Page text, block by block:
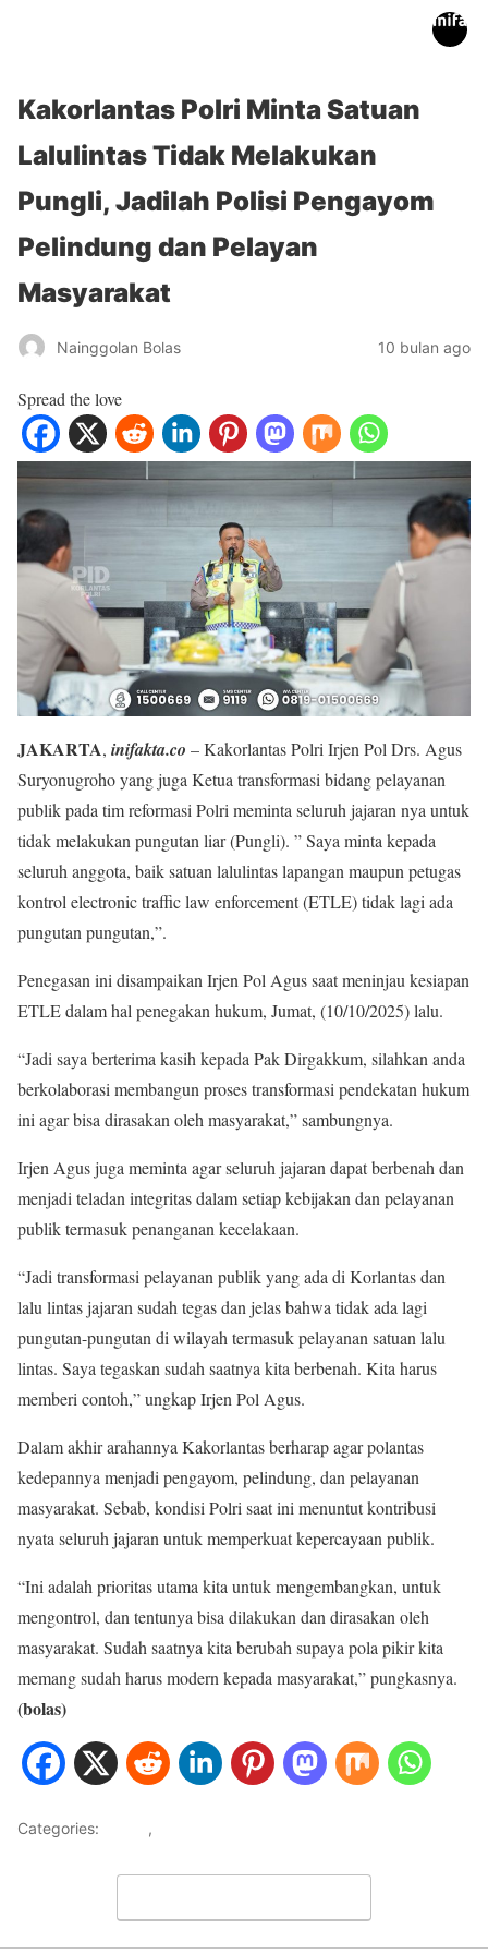
Kakorlantas Polri Minta Satuan
Lalulintas Tidak Melakukan
Pungli, Jadilah Polisi Pengayom
Pelindung dan Pelayan
Masyarakat
Nainggolan Bolas 10 bulan ago
Spread the love
JAKARTA, inifakta.co – Kakorlantas Polri Irjen Pol Drs. Agus
Suryonugroho yang juga Ketua transformasi bidang pelayanan
publik pada tim reformasi Polri meminta seluruh jajaran nya untuk
tidak melakukan pungutan liar (Pungli). ” Saya minta kepada
seluruh anggota, baik satuan lalulintas lapangan maupun petugas
kontrol electronic traffic law enforcement (ETLE) tidak lagi ada
pungutan pungutan,”.
Penegasan ini disampaikan Irjen Pol Agus saat meninjau kesiapan
ETLE dalam hal penegakan hukum, Jumat, (10/10/2025) lalu.
“Jadi saya berterima kasih kepada Pak Dirgakkum, silahkan anda
berkolaborasi membangun proses transformasi pendekatan hukum
ini agar bisa dirasakan oleh masyarakat,” sambungnya.
Irjen Agus juga meminta agar seluruh jajaran dapat berbenah dan
menjadi teladan integritas dalam setiap kebijakan dan pelayanan
publik termasuk penanganan kecelakaan.
“Jadi transformasi pelayanan publik yang ada di Korlantas dan
lalu lintas jajaran sudah tegas dan jelas bahwa tidak ada lagi
pungutan-pungutan di wilayah termasuk pelayanan satuan lalu
lintas. Saya tegaskan sudah saatnya kita berbenah. Kita harus
memberi contoh,” ungkap Irjen Pol Agus.
Dalam akhir arahannya Kakorlantas berharap agar polantas
kedepannya menjadi pengayom, pelindung, dan pelayanan
masyarakat. Sebab, kondisi Polri saat ini menuntut kontribusi
nyata seluruh jajaran untuk memperkuat kepercayaan publik.
“Ini adalah prioritas utama kita untuk mengembangkan, untuk
mengontrol, dan tentunya bisa dilakukan dan dirasakan oleh
masyarakat. Sudah saatnya kita berubah supaya pola pikir kita
memang sudah harus modern kepada masyarakat,” pungkasnya.
(bolas)
Categories: ,